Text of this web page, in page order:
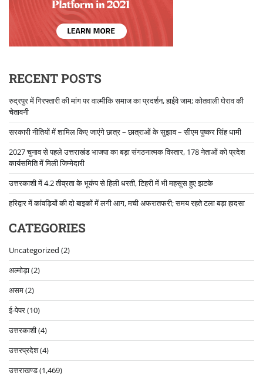
RECENT POSTS
रुद्रपुर में गिरफ्तारी की मांग पर वाल्मीकि समाज का प्रदर्शन, हाईवे जाम; कोतवाली घेराव की
चेतावनी
सरकारी नीतियों में शामिल किए जाएंगे छात्र – छात्राओं के सुझाव – सीएम पुष्कर सिंह धामी
2027 चुनाव से पहले उत्तराखंड भाजपा का बड़ा संगठनात्मक विस्तार, 178 नेताओं को प्रदेश
कार्यसमिति में मिली जिम्मेदारी
उत्तरकाशी में 4.2 तीव्रता के भूकंप से हिली धरती, टिहरी में भी महसूस हुए झटके
हरिद्वार में कांवड़ियों की दो बाइकों में लगी आग, मची अफरातफरी; समय रहते टला बड़ा हादसा
CATEGORIES
Uncategorized (2)
अल्मोड़ा(2)
असम(2)
ई-पेपर(10)
उत्तरकाशी(4)
उत्तरप्रदेश(4)
उत्तराखण्ड(1,469)